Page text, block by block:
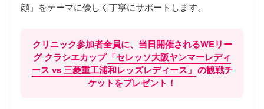
顔」をテーマに優しく丁寧にサポートします。
クリニック参加者全員に、当日開催されるWEリー
グ クラシエカップ 「セレッソ大阪ヤンマーレディ
ース vs 三菱重工浦和レッズレディース」 の観戦チ
ケットをプレゼント！